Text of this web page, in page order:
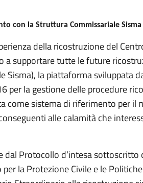
con la Struttura Commissariale Sisma
della ricostruzione del
a supportare tutte le future
Sisma), la piattaforma sviluppata
per la gestione delle procedure
come sistema di riferimento per il
alle calamità che
Protocollo d’intesa sottoscritto
la Protezione Civile e le